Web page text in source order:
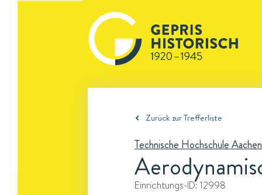
Zurück zur Trefferliste
Technische Hochschule Aachen
Einrichtungs-ID: 12998